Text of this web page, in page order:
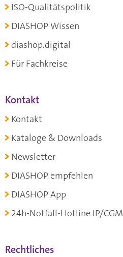
ISO-Qualitätspolitik
DIASHOP Wissen
diashop.digital
Für Fachkreise
Kontakt
Kontakt
Kataloge & Downloads
Newsletter
DIASHOP empfehlen
DIASHOP App
24h-Notfall-Hotline IP/CGM
Rechtliches